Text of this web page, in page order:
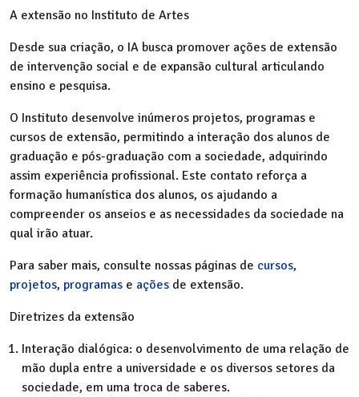
A extensão no Instituto de Artes
Desde sua criação, o IA busca promover ações de extensão
de intervenção social e de expansão cultural articulando
ensino e pesquisa.
O Instituto desenvolve inúmeros projetos, programas e
cursos de extensão, permitindo a interação dos alunos de
graduação e pós-graduação com a sociedade, adquirindo
assim experiência profissional. Este contato reforça a
formação humanística dos alunos, os ajudando a
compreender os anseios e as necessidades da sociedade na
qual irão atuar.
Para saber mais, consulte nossas páginas de cursos,
projetos, programas e ações de extensão.
Diretrizes da extensão
Interação dialógica: o desenvolvimento de uma relação de
mão dupla entre a universidade e os diversos setores da
sociedade, em uma troca de saberes.